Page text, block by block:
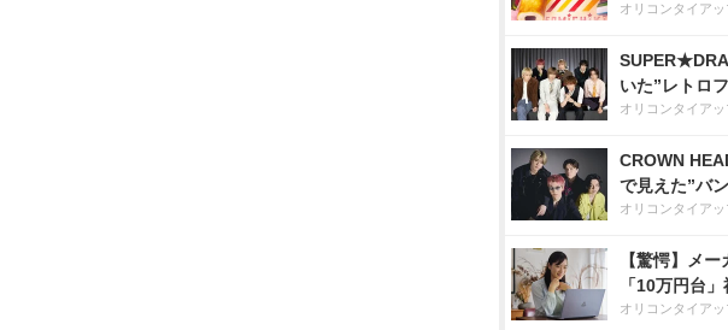
オリコンタイアッ
いた”レトロ
オリコンタイアッ
CROWN
で見えた”バ
オリコンタイアッ
【驚愕】メ
「10万円台
オリコンタイアッ